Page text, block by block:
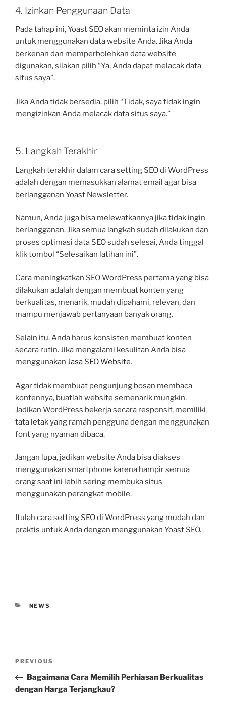
4. Izinkan Penggunaan Data
Pada tahap ini, Yoast SEO akan meminta izin Anda
untuk menggunakan data website Anda. Jika Anda
berkenan dan memperbolehkan data website
digunakan, silakan pilih “Ya, Anda dapat melacak data
situs saya”.
Jika Anda tidak bersedia, pilih “Tidak, saya tidak ingin
mengizinkan Anda melacak data situs saya.”
5. Langkah Terakhir
Langkah terakhir dalam cara setting SEO di WordPress
adalah dengan memasukkan alamat email agar bisa
berlangganan Yoast Newsletter.
Namun, Anda juga bisa melewatkannya jika tidak ingin
berlangganan. Jika semua langkah sudah dilakukan dan
proses optimasi data SEO sudah selesai, Anda tinggal
klik tombol “Selesaikan latihan ini”.
Cara meningkatkan SEO WordPress pertama yang bisa
dilakukan adalah dengan membuat konten yang
berkualitas, menarik, mudah dipahami, relevan, dan
mampu menjawab pertanyaan banyak orang.
Selain itu, Anda harus konsisten membuat konten
secara rutin. Jika mengalami kesulitan Anda bisa
menggunakan Jasa SEO Website.
Agar tidak membuat pengunjung bosan membaca
kontennya, buatlah website semenarik mungkin.
Jadikan WordPress bekerja secara responsif, memiliki
tata letak yang ramah pengguna dengan menggunakan
font yang nyaman dibaca.
Jangan lupa, jadikan website Anda bisa diakses
menggunakan smartphone karena hampir semua
orang saat ini lebih sering membuka situs
menggunakan perangkat mobile.
Itulah cara setting SEO di WordPress yang mudah dan
praktis untuk Anda dengan menggunakan Yoast SEO.
CATEGORIES
NEWS
Previous
Post
PREVIOUS
Bagaimana Cara Memilih Perhiasan Berkualitas
dengan Harga Terjangkau?